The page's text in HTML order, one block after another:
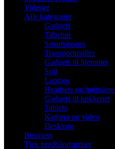
Videoer
Alle kategorier
Gadgets
Tilbehør
Smartphones
Transportmidler
Gadgets til hjemmet
Spil
Laptops
Headsets og højttalere
Gadgets til køkkenet
Tablets
Kamera og video
Desktops
Business
Tjek bredbåndspriser